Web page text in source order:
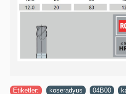
Etiketler: koseradyus 04B00